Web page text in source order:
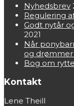
Nyhedsbrev
Regulering
Godt nytår
2021
Når
og
Bog om
Kontakt
Lene Theill